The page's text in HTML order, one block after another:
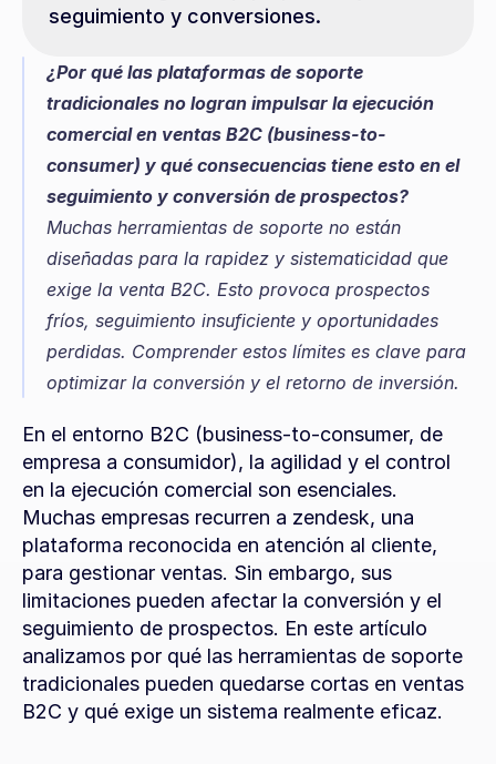
seguimiento y conversiones.
¿Por qué las plataformas de soporte
tradicionales no logran impulsar la ejecución
comercial en ventas B2C (business-to-
consumer) y qué consecuencias tiene esto en el
seguimiento y conversión de prospectos?
Muchas herramientas de soporte no están
diseñadas para la rapidez y sistematicidad que
exige la venta B2C. Esto provoca prospectos
fríos, seguimiento insuficiente y oportunidades
perdidas. Comprender estos límites es clave para
optimizar la conversión y el retorno de inversión.
En el entorno B2C (business-to-consumer, de
empresa a consumidor), la agilidad y el control
en la ejecución comercial son esenciales.
Muchas empresas recurren a zendesk, una
plataforma reconocida en atención al cliente,
para gestionar ventas. Sin embargo, sus
limitaciones pueden afectar la conversión y el
seguimiento de prospectos. En este artículo
analizamos por qué las herramientas de soporte
tradicionales pueden quedarse cortas en ventas
B2C y qué exige un sistema realmente eficaz.